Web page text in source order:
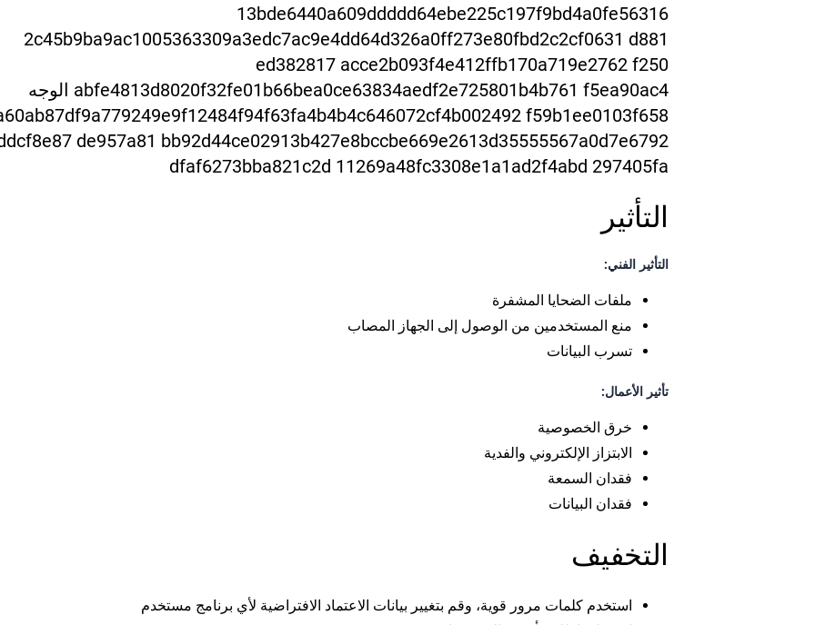
13bde6440a609ddddd64ebe225c197f9bd4a0fe56316
2c45b9ba9ac1005363309a3edc7ac9e4dd64d326a0ff273e80fbd2c2cf0631 d881
ed382817 acce2b093f4e412ffb170a719e2762 f250
abfe4 813d8020f32fe01b66bea0ce63834aedf2e725801b4b761 f5ea90ac4 الوجه
60ab87df9a779249e9f12484f94f63fa4b4b4c646072cf4b002492 f59b1ee0103f658
de957a81 bb92d44ce02913b427e8bccbe669e2613d35555567a0d7e6792
dfaf6273bba821c2d 11269a48fc3308e1a1ad2f4abd 297405fa
التأثير
التأثير الفني:
ملفات الضحايا المشفرة
منع المستخدمين من الوصول إلى الجهاز المصاب
تسرب البيانات
تأثير الأعمال:
خرق الخصوصية
الابتزاز الإلكتروني والفدية
فقدان السمعة
فقدان البيانات
التخفيف
استخدم كلمات مرور قوية، وقم بتغيير بيانات الاعتماد الافتراضية لأي برنامج مستخدم